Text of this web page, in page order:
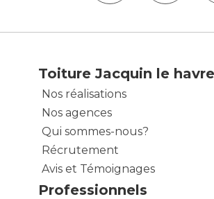
Toiture Jacquin le havre
Nos réalisations
Nos agences
Qui sommes-nous?
Récrutement
Avis et Témoignages
Professionnels